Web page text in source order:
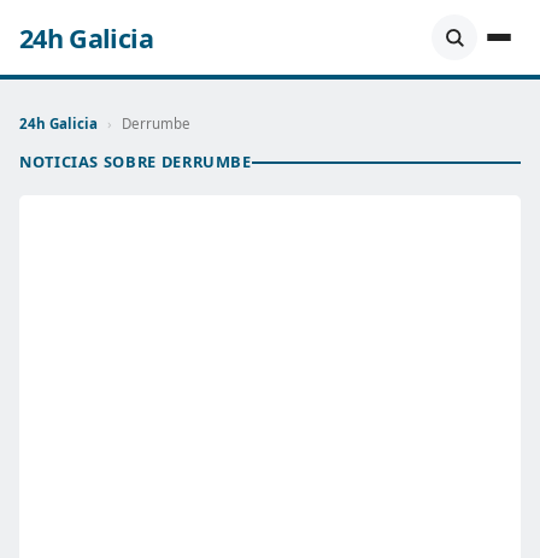
24h Galicia
24h Galicia › Derrumbe
NOTICIAS SOBRE DERRUMBE